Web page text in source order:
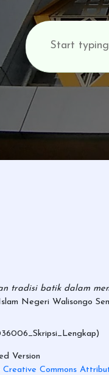
tradisi batik dalam
Negeri Walisongo
Version
Creative Commons